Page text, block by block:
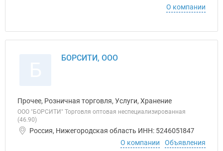
О компании
БОРСИТИ, ООО
Прочее, Розничная торговля, Услуги, Хранение
ООО "БОРСИТИ" Торговля оптовая неспециализированная
(46.90)
Россия, Нижегородская область ИНН: 5246051847
О компании
Объявления